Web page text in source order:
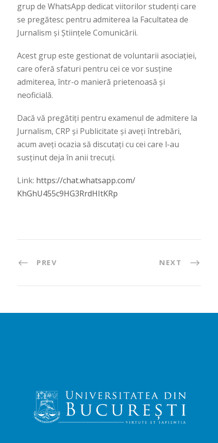
grup de WhatsApp dedicat viitorilor studenți care
se pregătesc pentru admiterea la Facultatea de
Jurnalism și Științele Comunicării.
Acest grup este gestionat de voluntarii asociației,
care oferă sfaturi pentru cei ce vor susține
admiterea, într-o manieră prietenoasă și
neoficială.
Dacă vă pregătiți pentru examenul de admitere la
Jurnalism, CRP și Publicitate și aveți întrebări,
acum aveți ocazia să discutați cu cei care l-au
susținut deja în anii trecuți.
Link: https://chat.whatsapp.com/
KhGhU455c9HG3RrdHItKRp
PREV NEXT